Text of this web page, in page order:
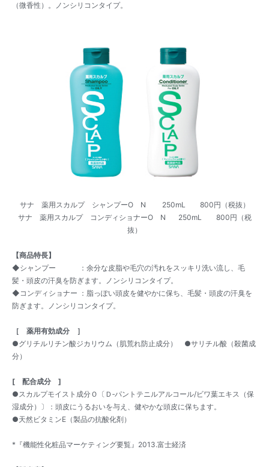
（微香性）。ノンシリコンタイプ。
サナ 薬用スカルプ シャンプーO N 250mL 800円（税抜）
サナ 薬用スカルプ コンディショナーO N 250mL 800円（税
抜）
【商品特長】
◆シャンプー ：余分な皮脂や毛穴の汚れをスッキリ洗い流し、毛
髪・頭皮の汗臭を防ぎます。ノンシリコンタイプ。
◆コンディショナー ：脂っぽい頭皮を健やかに保ち、毛髪・頭皮の汗臭を
防ぎます。ノンシリコンタイプ。
［ 薬用有効成分 ］
●グリチルリチン酸ジカリウム（肌荒れ防止成分） ●サリチル酸（殺菌成
分）
[ 配合成分 ]
●スカルプモイスト成分Ｏ〔Ｄ‐パントテニルアルコール/ビワ葉エキス（保
湿成分）〕：頭皮にうるおいを与え、健やかな頭皮に保ちます。
●天然ビタミンE（製品の抗酸化剤）
*『機能性化粧品マーケティング要覧』2013.富士経済